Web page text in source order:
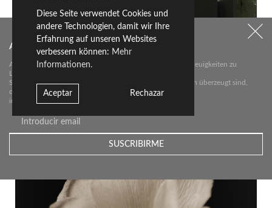
LIVINGCERAMICS AUF DER CERSAIE 2022
Abonnieren Sie unseren Newsletter
Abonnieren Sie unseren Newsletter über die wichtigsten Neuigkeiten zu
Livingceramics.
Sie erhalten von uns nur dann eine E-Mail, wenn wir davon überzeugt sind,
dass wir
interessante Neuigkeiten für Sie haben.
Diese Seite verwendet Cookies und
andere Technologien, damit wir Ihre
Erfahrung auf unseren Websites
verbessern können: Mehr
Informationen.
Aceptar Rechazar